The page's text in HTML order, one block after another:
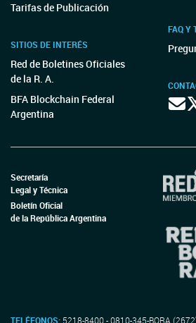
Tarifas de Publicación
SITIOS DE INTERÉS
Red de Boletines Oficiales
de la R. A.
BFA Blockchain Federal
Argentina
FAQ Y
Secretaría
Legal y Técnica
Boletín Oficial
de la República Argentina
TELÉFONOS: 5218-8400 - 0810-345-BORA